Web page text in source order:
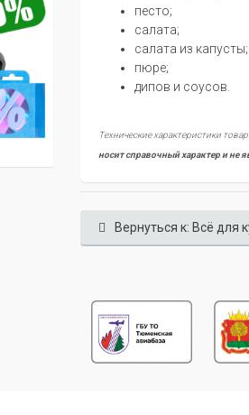
песто;
салата;
салата из капусты;
пюре;
дипов и соусов.
Технические характеристики
носит справочный характер и не
Вернуться к: Всё для